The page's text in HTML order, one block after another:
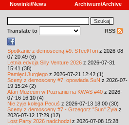
Nowinki/News Archiwum/Archive
Translate to RSS
Spotkanie z demosceną #9: STeel/Tori z 2026-08-
07 20:49 (6)
Letnia edycja Silly Venture 2026 z 2026-07-31
15:41 (38)
Pamięci Jurgiego z 2026-07-21 12:42 (1)
Sceny z demosceny #7: opowiada SuN z 2026-07-
19 15:24 (2)
Atari Muzeum w Poznaniu na KWAS #40 z 2026-
07-16 16:10 (4)
Nie żyje kolega Pecuś z 2026-07-13 18:00 (30)
Sceny z demosceny #7 - Grzegorz "Sun" Żyła z
2026-07-12 17:29 (12)
Lost Party 2026 nadchodzi z 2026-07-08 15:28